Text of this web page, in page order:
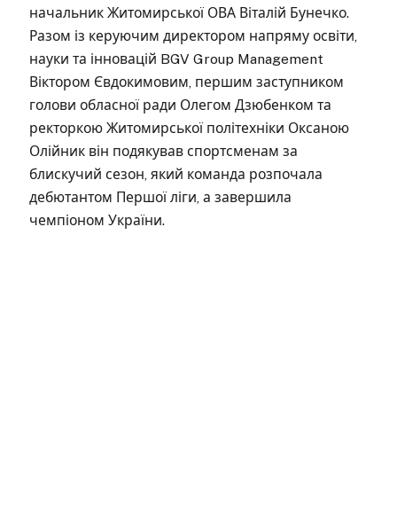
начальник Житомирської ОВА Віталій Бунечко.
Разом із керуючим директором напряму освіти,
науки та інновацій BGV Group Management
Віктором Євдокимовим, першим заступником
голови обласної ради Олегом Дзюбенком та
ректоркою Житомирської політехніки Оксаною
Олійник він подякував спортсменам за
блискучий сезон, який команда розпочала
дебютантом Першої ліги, а завершила
чемпіоном України.